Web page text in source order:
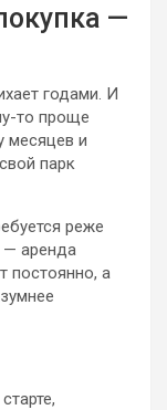
—
годами. И
то проще
месяцев и
парк
реже
— аренда
постоянно, а